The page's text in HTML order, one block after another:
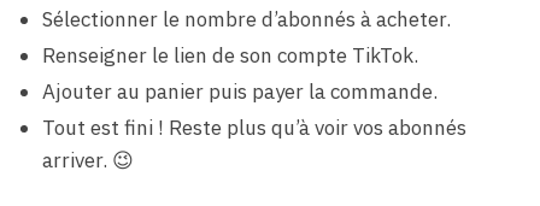
Sélectionner le nombre d’abonnés à acheter.
Renseigner le lien de son compte TikTok.
Ajouter au panier puis payer la commande.
Tout est fini ! Reste plus qu’à voir vos abonnés
arriver. 😉